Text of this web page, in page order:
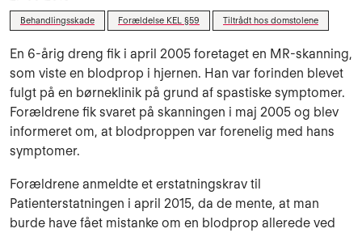
Behandlingsskade Forældelse KEL §59 Tiltrådt hos domstolene
En 6-årig dreng fik i april 2005 foretaget en MR-skanning,
som viste en blodprop i hjernen. Han var forinden blevet
fulgt på en børneklinik på grund af spastiske symptomer.
Forældrene fik svaret på skanningen i maj 2005 og blev
informeret om, at blodproppen var forenelig med hans
symptomer.
Forældrene anmeldte et erstatningskrav til
Patienterstatningen i april 2015, da de mente, at man
burde have fået mistanke om en blodprop allerede ved